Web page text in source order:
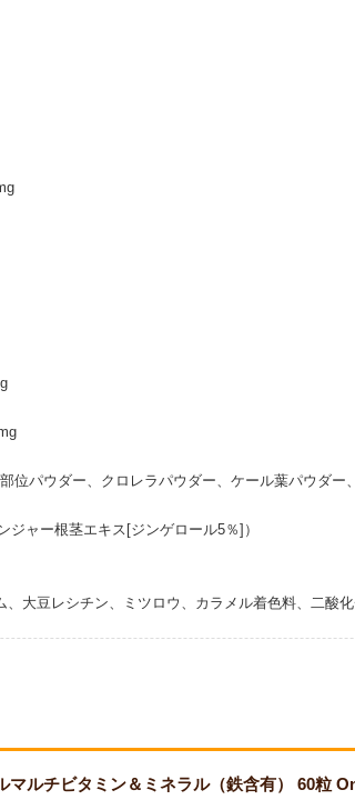
位パウダー、クロレラパウダー、ケール葉パウダー
ジャー根茎エキス[ジンゲロール5％]）
大豆レシチン、ミツロウ、カラメル着色料、二酸
マルチビタミン＆ミネラル（鉄含有） 60